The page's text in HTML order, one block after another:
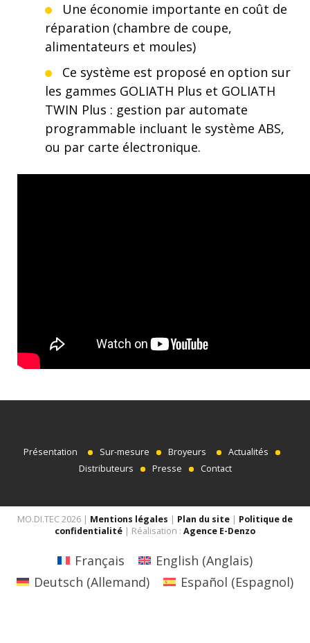
Une économie importante en coût de
réparation (chambre de coupe,
alimentateurs et moules)
Ce système est proposé en option sur
les gammes GOLIATH Plus et GOLIATH
TWIN Plus : gestion par automate
programmable incluant le système ABS,
ou par carte électronique.
Présentation Sur-mesure Broyeurs
Actualités
Distributeurs
Presse Contact
MO.DI.TEC 2026 | Mentions légales | Plan du site | Politique de
confidentialité | Réalisation : Agence E-Denzo
Français English (Anglais)
Deutsch (Allemand) Español (Espagnol)